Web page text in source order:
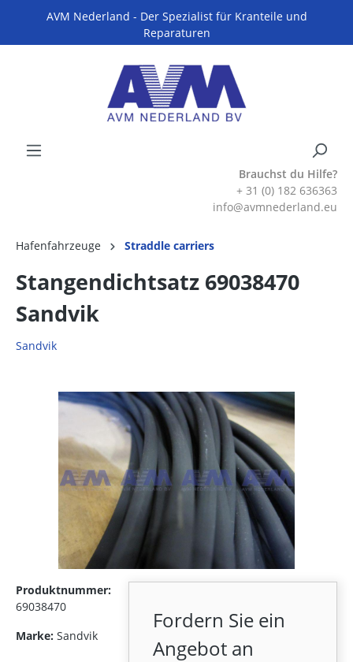
AVM Nederland - Der Spezialist für Kranteile und
Reparaturen
Brauchst du Hilfe?
+ 31 (0) 182 636363
info@avmnederland.eu
Hafenfahrzeuge Straddle carriers
Stangendichtsatz 69038470
Sandvik
Sandvik
Produktnummer:
69038470
Marke: Sandvik
Fordern Sie ein
Angebot an